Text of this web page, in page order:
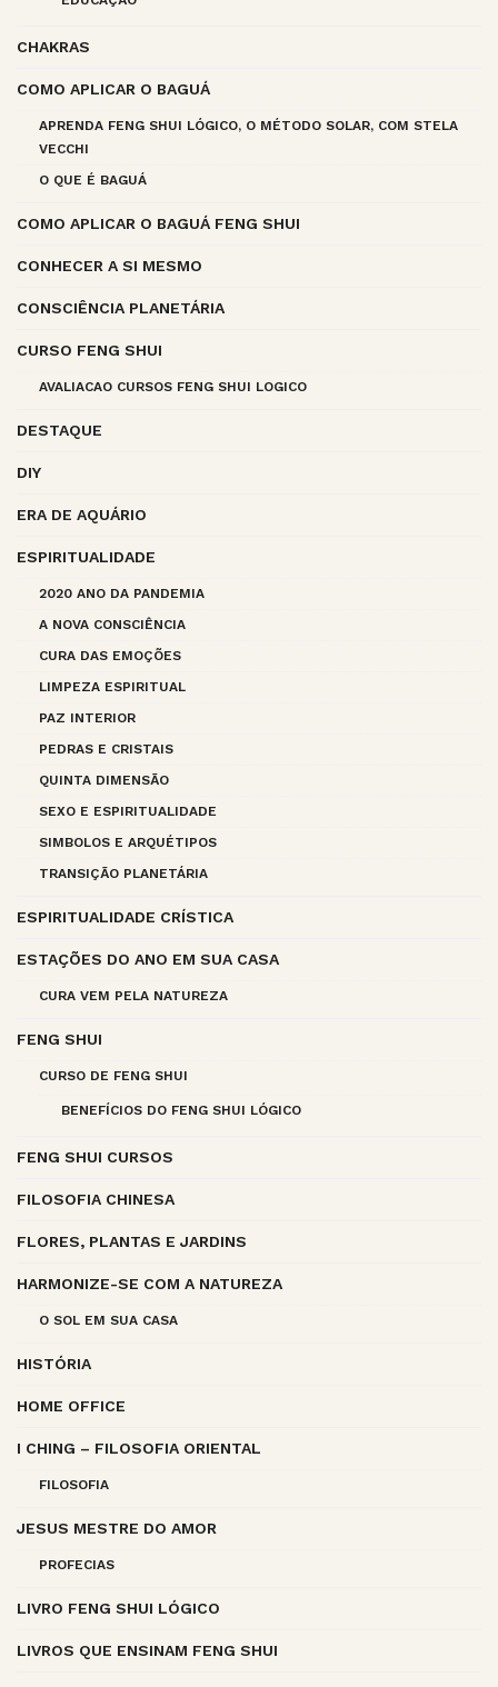
CHAKRAS
COMO APLICAR O BAGUÁ
APRENDA FENG SHUI LÓGICO, O MÉTODO SOLAR, COM STELA
VECCHI
O QUE É BAGUÁ
COMO APLICAR O BAGUÁ FENG SHUI
CONHECER A SI MESMO
CONSCIÊNCIA PLANETÁRIA
CURSO FENG SHUI
AVALIACAO CURSOS FENG SHUI LOGICO
DESTAQUE
DIY
ERA DE AQUÁRIO
ESPIRITUALIDADE
2020 ANO DA PANDEMIA
A NOVA CONSCIÊNCIA
CURA DAS EMOÇÕES
LIMPEZA ESPIRITUAL
PAZ INTERIOR
PEDRAS E CRISTAIS
QUINTA DIMENSÃO
SEXO E ESPIRITUALIDADE
SIMBOLOS E ARQUÉTIPOS
TRANSIÇÃO PLANETÁRIA
ESPIRITUALIDADE CRÍSTICA
ESTAÇÕES DO ANO EM SUA CASA
CURA VEM PELA NATUREZA
FENG SHUI
CURSO DE FENG SHUI
BENEFÍCIOS DO FENG SHUI LÓGICO
FENG SHUI CURSOS
FILOSOFIA CHINESA
FLORES, PLANTAS E JARDINS
HARMONIZE-SE COM A NATUREZA
O SOL EM SUA CASA
HISTÓRIA
HOME OFFICE
I CHING – FILOSOFIA ORIENTAL
FILOSOFIA
JESUS MESTRE DO AMOR
PROFECIAS
LIVRO FENG SHUI LÓGICO
LIVROS QUE ENSINAM FENG SHUI